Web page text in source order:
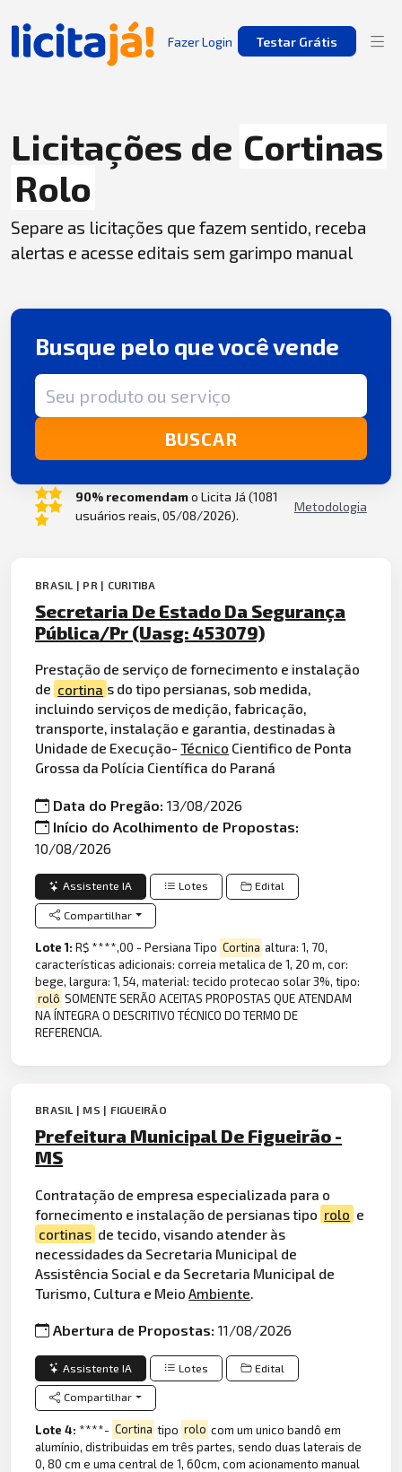
Fazer Login Testar Grátis
Licitações de Cortinas
Rolo
Separe as licitações que fazem sentido, receba
alertas e acesse editais sem garimpo manual
Busque pelo que você vende
Termo de busca
BUSCAR
90% recomendamo Licita Já (1081
usuários reais, 05/08/2026).
Metodologia
BRASIL | PR | CURITIBA
Secretaria De Estado Da Segurança
Pública/Pr (Uasg: 453079)
Prestação de serviço de fornecimento e instalação
de cortina s do tipo persianas, sob medida,
incluindo serviços de medição, fabricação,
transporte, instalação e garantia, destinadas à
Unidade de Execução-Técnico Cientifico de Ponta
Grossa da Polícia Científica do Paraná
Data do Pregão:13/08/2026
Início do Acolhimento de Propostas:
10/08/2026
Assistente IA Lotes Edital
Compartilhar
Lote 1:R$ ****,00 - Persiana Tipo Cortina altura: 1, 70,
características adicionais: correia metalica de 1, 20 m, cor:
bege, largura: 1, 54, material: tecido protecao solar 3%, tipo:
rolô SOMENTE SERÃO ACEITAS PROPOSTAS QUE ATENDAM
NA ÍNTEGRA O DESCRITIVO TÉCNICO DO TERMO DE
REFERENCIA.
BRASIL | MS | FIGUEIRÃO
Prefeitura Municipal De Figueirão -
MS
Contratação de empresa especializada para o
fornecimento e instalação de persianas tipo rolo e
cortinas de tecido, visando atender às
necessidades da Secretaria Municipal de
Assistência Social e da Secretaria Municipal de
Turismo, Cultura e MeioAmbiente.
Abertura de Propostas:11/08/2026
Assistente IA Lotes Edital
Compartilhar
Lote 4: ****- Cortina tipo rolo com um unico bandô em
alumínio, distribuidas em três partes, sendo duas laterais de
0, 80 cm e uma central de 1, 60cm, com acionamento manual